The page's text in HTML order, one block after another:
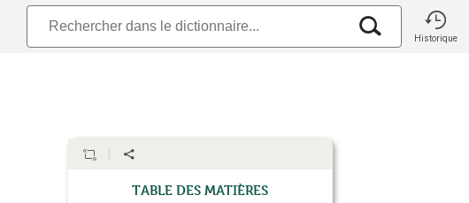
Historique
Table des matières